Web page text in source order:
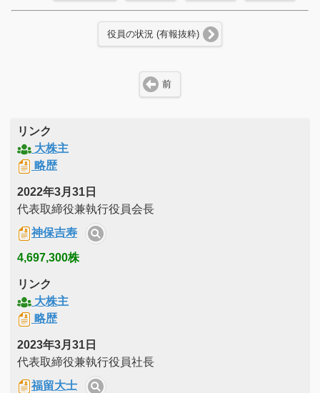
役員の状況 (有報抜粋)
前
リンク
大株主
略歴
2022年3月31日
代表取締役兼執行役員会長
神保吉寿
4,697,300株
リンク
大株主
略歴
2023年3月31日
代表取締役兼執行役員社長
福留大士